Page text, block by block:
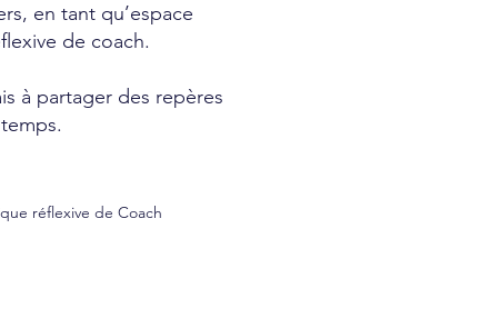
en tant qu’espace
de coach.
à partager des repères
réflexive de Coach